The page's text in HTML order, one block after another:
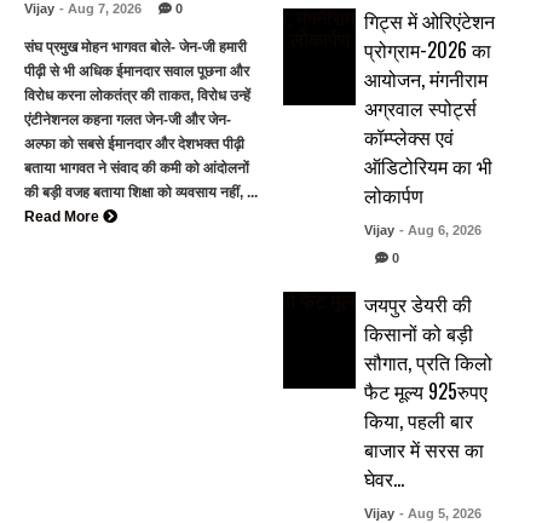
Vijay - Aug 7, 2026 0
संघ प्रमुख मोहन भागवत बोले- जेन-जी हमारी
पीढ़ी से भी अधिक ईमानदार सवाल पूछना और
विरोध करना लोकतंत्र की ताकत, विरोध उन्हें
एंटीनेशनल कहना गलत जेन-जी और जेन-
अल्फा को सबसे ईमानदार और देशभक्त पीढ़ी
बताया भागवत ने संवाद की कमी को आंदोलनों
की बड़ी वजह बताया शिक्षा को व्यवसाय नहीं, ...
Read More
गिट्स में ओरिएंटेशन
प्रोग्राम-2026 का
आयोजन, मंगनीराम
अग्रवाल स्पोर्ट्स
कॉम्प्लेक्स एवं
ऑडिटोरियम का भी
लोकार्पण
Vijay - Aug 6, 2026
0
जयपुर डेयरी की
किसानों को बड़ी
सौगात, प्रति किलो
फैट मूल्य 925रुपए
किया, पहली बार
बाजार में सरस का
घेवर…
Vijay - Aug 5, 2026